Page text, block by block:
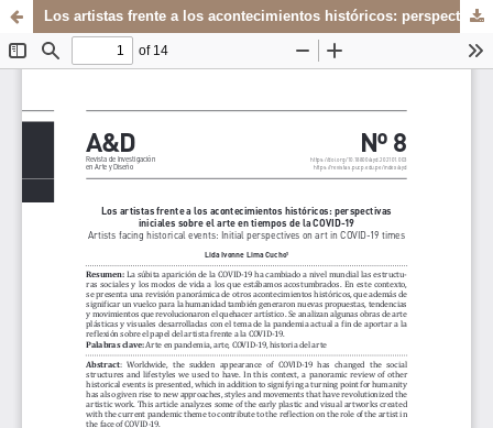
Sistema de
Bibliotecas
Departamento de
Arte y Diseño
Los artistas frente a los acontecimientos históricos: perspectivas iniciales sobre el arte en tiempos de la COVID-19